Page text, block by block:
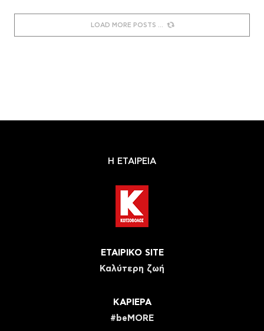
LOAD MORE POSTS
Η ΕΤΑΙΡΕΙΑ
ΕΤΑΙΡΙΚΟ SITE
Καλύτερη ζωή
ΚΑΡΙΕΡΑ
#beMORE